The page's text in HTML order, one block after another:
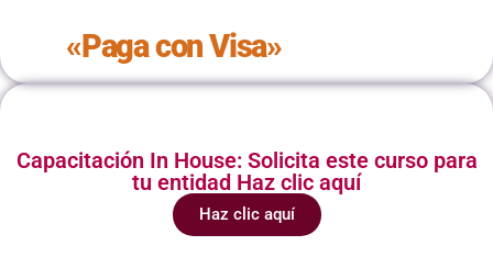
«Paga con Visa»
Capacitación In House: Solicita este curso para
tu entidad Haz clic aquí
Haz clic aquí